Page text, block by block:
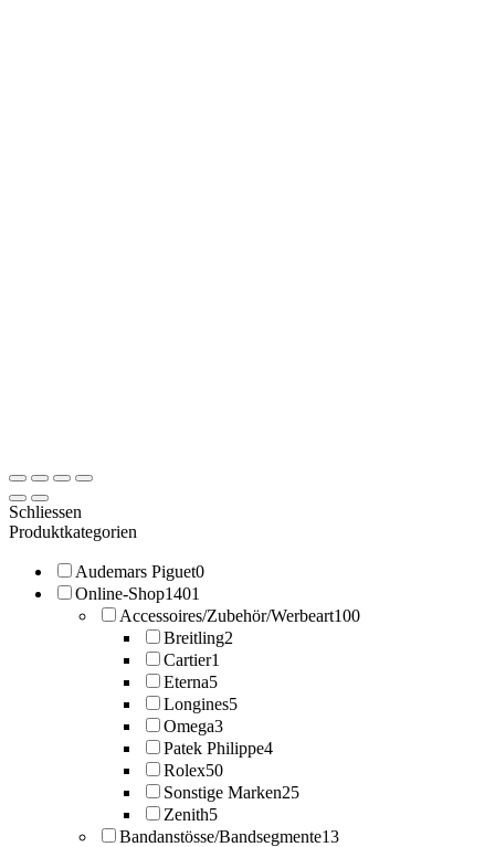
Schliessen
Produktkategorien
Audemars Piguet0
Online-Shop1401
Accessoires/Zubehör/Werbeart100
Breitling2
Cartier1
Eterna5
Longines5
Omega3
Patek Philippe4
Rolex50
Sonstige Marken25
Zenith5
Bandanstösse/Bandsegmente13